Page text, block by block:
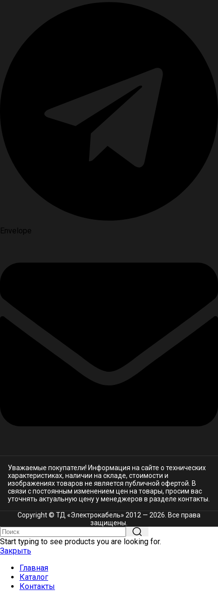
Envelope
Уважаемые покупатели! Информация на сайте о технических
характеристиках, наличии на складе, стоимости и
изображениях товаров не является публичной офертой. В
связи с постоянным изменением цен на товары, просим вас
уточнять актуальную цену у менеджеров в разделе контакты.
Copyright © ТД «Электрокабель»​ 2012 — 2026. Все права
защищены.
Start typing to see products you are looking for.
Закрыть
Главная
Каталог
Контакты